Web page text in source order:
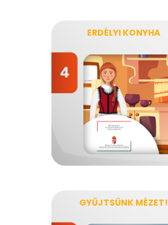
ERDÉLYI KONYHA
GYŰJTSÜNK MÉZET!